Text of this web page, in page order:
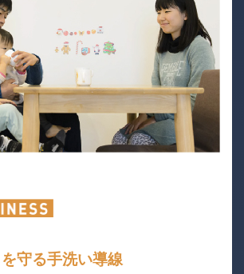
守る手洗い導線